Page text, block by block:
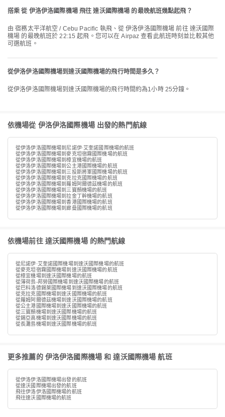
搭乘 從 伊洛伊洛國際機場 飛往 達沃國際機場 的最晚航班幾點起飛？
由 宿務太平洋航空 / Cebu Pacific 執飛、從 伊洛伊洛國際機場 前往 達沃國際
機場 的最晚航班於 22:15 起飛。您可以在 Airpaz 查看此航班時刻並比較其他
可選航班。
從伊洛伊洛國際機場到達沃國際機場的飛行時間是多久？
從伊洛伊洛國際機場到達沃國際機場的飛行時間約為1小時 25分鐘。
依機場從 伊洛伊洛國際機場 出發的熱門航線
從伊洛伊洛國際機場到尼諾伊·艾奎諾國際機場的航班
從伊洛伊洛國際機場到麥克坦宿霧國際機場的航班
從伊洛伊洛國際機場到樟宜機場的航班
從伊洛伊洛國際機場到公主港國際機場的航班
從伊洛伊洛國際機場到三投斯將軍國際機場的航班
從伊洛伊洛國際機場到克拉克國際機場的航班
從伊洛伊洛國際機場到羅姆阿爾德茲機場的航班
從伊洛伊洛國際機場到三寶顏機場的航班
從伊洛伊洛國際機場到拉金丁幹機場的航班
從伊洛伊洛國際機場到香港國際機場的航班
從伊洛伊洛國際機場到廊曼國際機場的航班
依機場前往 達沃國際機場 的熱門航線
從尼諾伊·艾奎諾國際機場到達沃國際機場的航班
從麥克坦宿霧國際機場到達沃國際機場的航班
從樟宜機場到達沃國際機場的航班
從薄荷島-邦勞國際機場到達沃國際機場的航班
從巴科洛德錫萊國際機場到達沃國際機場的航班
從克拉克國際機場到達沃國際機場的航班
從羅姆阿爾德茲機場到達沃國際機場的航班
從公主港國際機場到達沃國際機場的航班
從三寶顏機場到達沃國際機場的航班
從錫亞高機場到達沃國際機場的航班
從長灘島機場到達沃國際機場的航班
更多推薦的 伊洛伊洛國際機場 和 達沃國際機場 航班
從伊洛伊洛國際機場出發的航班
從達沃國際機場出發的航班
飛往伊洛伊洛國際機場的航班
飛往達沃國際機場的航班